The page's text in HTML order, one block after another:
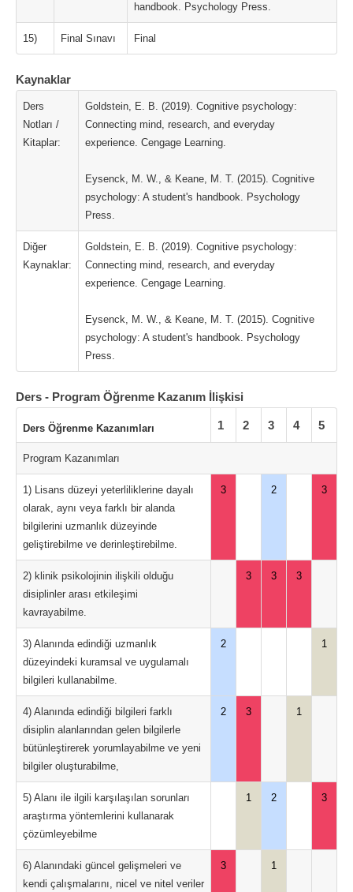
handbook. Psychology Press.
15) Final Sınavı Final
Kaynaklar
Ders
Notları /
Kitaplar:
Goldstein, E. B. (2019). Cognitive psychology:
Connecting mind, research, and everyday
experience. Cengage Learning.
Eysenck, M. W., & Keane, M. T. (2015). Cognitive
psychology: A student's handbook. Psychology
Press.
Diğer
Kaynaklar:
Goldstein, E. B. (2019). Cognitive psychology:
Connecting mind, research, and everyday
experience. Cengage Learning.
Eysenck, M. W., & Keane, M. T. (2015). Cognitive
psychology: A student's handbook. Psychology
Press.
Ders - Program Öğrenme Kazanım İlişkisi
Ders Öğrenme Kazanımları 1 2 3 4 5
Program Kazanımları
1) Lisans düzeyi yeterliliklerine dayalı
olarak, aynı veya farklı bir alanda
bilgilerini uzmanlık düzeyinde
geliştirebilme ve derinleştirebilme.
3 2 3
2) klinik psikolojinin ilişkili olduğu
disiplinler arası etkileşimi
kavrayabilme.
3 3 3
3) Alanında edindiği uzmanlık
düzeyindeki kuramsal ve uygulamalı
bilgileri kullanabilme.
2 1
4) Alanında edindiği bilgileri farklı
disiplin alanlarından gelen bilgilerle
bütünleştirerek yorumlayabilme ve yeni
bilgiler oluşturabilme,
2 3 1
5) Alanı ile ilgili karşılaşılan sorunları
araştırma yöntemlerini kullanarak
çözümleyebilme
1 2 3
6) Alanındaki güncel gelişmeleri ve
kendi çalışmalarını, nicel ve nitel veriler
3 1